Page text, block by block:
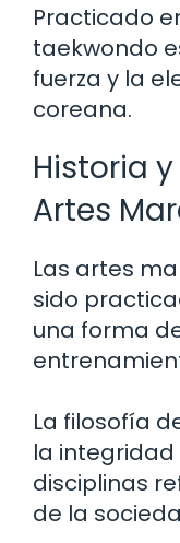
Practicado
taekwondo
fuerza y la
coreana.
Historia
Artes
Las artes
sido
una forma
La filosofía
la
disciplinas
de la